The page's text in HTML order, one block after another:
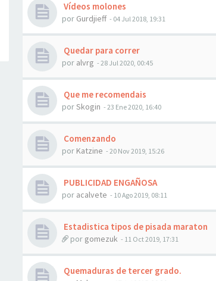
Vídeos molones
por Gurdjieff - 04 Jul 2018, 19:31
Quedar para correr
por alvrg - 28 Jul 2020, 00:45
Que me recomendais
porSkogin - 23 Ene 2020, 16:40
Comenzando
por Katzine - 20 Nov 2019, 15:26
PUBLICIDAD ENGAÑOSA
por acalvete - 10 Ago 2019, 08:11
Estadistica tipos de pisada maraton
por gomezuk - 11 Oct 2019, 17:31
Quemaduras de tercer grado.